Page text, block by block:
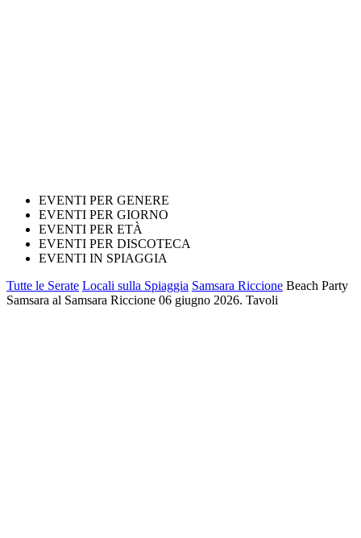
EVENTI PER GENERE
EVENTI PER GIORNO
EVENTI PER ETÀ
EVENTI PER DISCOTECA
EVENTI IN SPIAGGIA
Tutte le Serate Locali sulla Spiaggia Samsara Riccione Beach Party
Samsara al Samsara Riccione 06 giugno 2026. Tavoli